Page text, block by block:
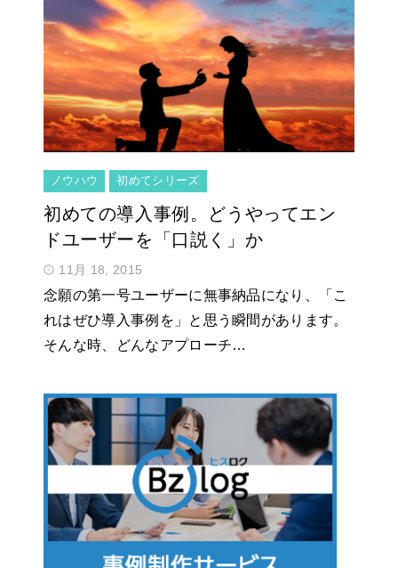
ノウハウ 初めてシリーズ
初めての導入事例。どうやってエン
ドユーザーを「口説く」か
11月 18, 2015
念願の第一号ユーザーに無事納品になり、「こ
れはぜひ導入事例を」と思う瞬間があります。
そんな時、どんなアプローチ…